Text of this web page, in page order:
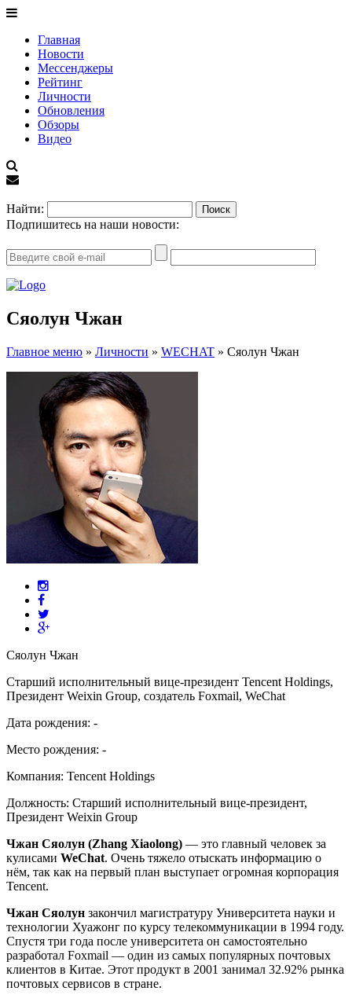
Главная
Новости
Мессенджеры
Рейтинг
Личности
Обновления
Обзоры
Видео
Найти:
Подпишитесь на наши новости:
Сяолун Чжан
Главное меню » Личности » WECHAT » Сяолун Чжан
Сяолун Чжан
Старший исполнительный вице-президент Tencent Holdings,
Президент Weixin Group, создатель Foхmail, WeChat
Дата рождения: -
Место рождения: -
Компания: Tencent Holdings
Должность: Старший исполнительный вице-президент,
Президент Weixin Group
Чжан Сяолун (Zhang Xiaolong) — это главный человек за
кулисами WeChat. Очень тяжело отыскать информацию о
нём, так как на первый план выступает огромная корпорация
Tencent.
Чжан Сяолун закончил магистратуру Университета науки и
технологии Хуажонг по курсу телекоммуникации в 1994 году.
Спустя три года после университета он самостоятельно
разработал Foхmail — один из самых популярных почтовых
клиентов в Китае. Этот продукт в 2001 занимал 32.92% рынка
почтовых сервисов в стране.